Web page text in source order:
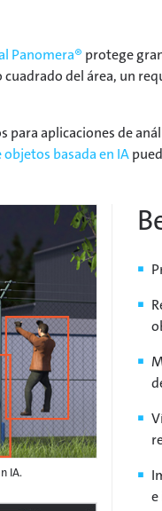
Panomera® protege
del área, un
aplicaciones de
basada en IA
IA.